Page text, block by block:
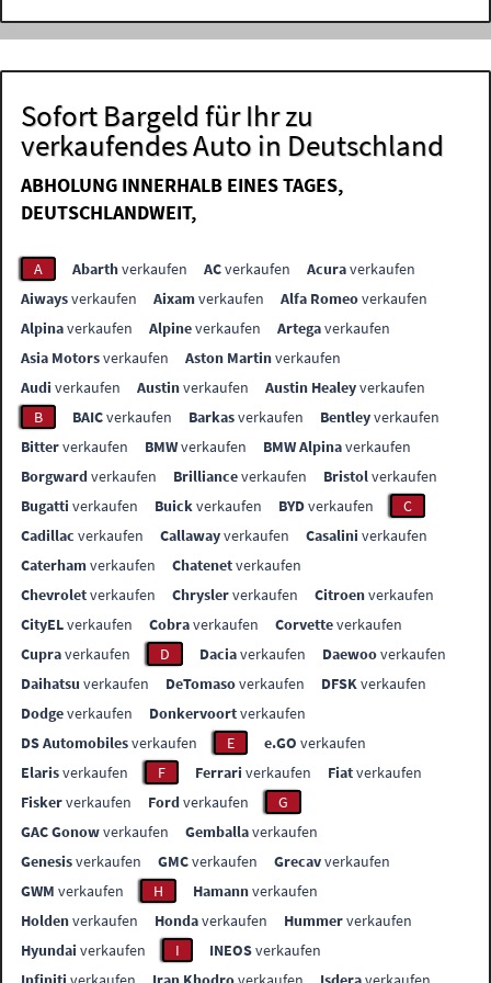
Sofort Bargeld für Ihr zu
verkaufendes Auto in Deutschland
ABHOLUNG INNERHALB EINES TAGES,
DEUTSCHLANDWEIT,
A Abarthverkaufen ACverkaufen Acuraverkaufen
Aiwaysverkaufen Aixamverkaufen Alfa Romeoverkaufen
Alpinaverkaufen Alpineverkaufen Artegaverkaufen
Asia Motorsverkaufen Aston Martinverkaufen
Audi verkaufen Austinverkaufen Austin Healeyverkaufen
B
BAICverkaufen Barkasverkaufen Bentleyverkaufen
Bitterverkaufen BMWverkaufen BMW Alpinaverkaufen
Borgwardverkaufen Brillianceverkaufen Bristolverkaufen
Bugatti verkaufen Buickverkaufen BYDverkaufen
C
Cadillac verkaufen Callawayverkaufen Casalini verkaufen
Caterhamverkaufen Chatenetverkaufen
Chevroletverkaufen Chryslerverkaufen Citroenverkaufen
CityELverkaufen Cobraverkaufen Corvetteverkaufen
Cupraverkaufen D Daciaverkaufen Daewooverkaufen
Daihatsu verkaufen DeTomasoverkaufen DFSKverkaufen
Dodgeverkaufen Donkervoortverkaufen
DS Automobilesverkaufen E e.GO verkaufen
Elarisverkaufen F Ferrari verkaufen Fiatverkaufen
Fiskerverkaufen Fordverkaufen
G
GAC Gonowverkaufen Gemballaverkaufen
Genesisverkaufen GMCverkaufen Grecavverkaufen
GWM verkaufen H Hamannverkaufen
Holdenverkaufen Hondaverkaufen Hummerverkaufen
Hyundai verkaufen I INEOSverkaufen